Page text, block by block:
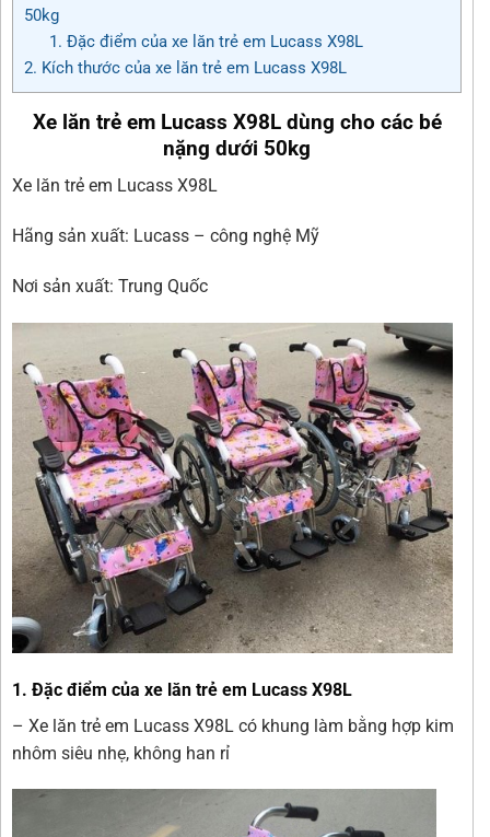
50kg
1. Đặc điểm của xe lăn trẻ em Lucass X98L
2. Kích thước của xe lăn trẻ em Lucass X98L
Xe lăn trẻ em Lucass X98Ldùng cho các bé
nặng dưới 50kg
Xe lăn trẻ em Lucass X98L
Hãng sản xuất: Lucass – công nghệ Mỹ
Nơi sản xuất: Trung Quốc
1. Đặc điểm của xe lăn trẻ em Lucass X98L
– Xe lăn trẻ em Lucass X98L có khung làm bằng hợp kim
nhôm siêu nhẹ, không han rỉ